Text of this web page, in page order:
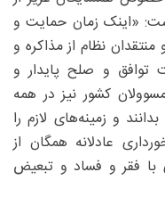
«اینک زمان حمایت و
نظام از مذاکره و
توافق و صلح پایدار و
کشور نیز در همه
و زمینه‌های لازم را
عادلانه همگان از
با فقر و فساد و تبعیض